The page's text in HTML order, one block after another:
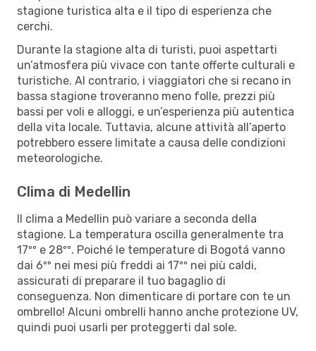
stagione turistica alta e il tipo di esperienza che
cerchi.
Durante la stagione alta di turisti, puoi aspettarti
un’atmosfera più vivace con tante offerte culturali e
turistiche. Al contrario, i viaggiatori che si recano in
bassa stagione troveranno meno folle, prezzi più
bassi per voli e alloggi, e un’esperienza più autentica
della vita locale. Tuttavia, alcune attività all’aperto
potrebbero essere limitate a causa delle condizioni
meteorologiche.
Clima di Medellin
Il clima a Medellin può variare a seconda della
stagione. La temperatura oscilla generalmente tra
17ºº e 28ºº. Poiché le temperature di Bogotá vanno
dai 6ºº nei mesi più freddi ai 17ºº nei più caldi,
assicurati di preparare il tuo bagaglio di
conseguenza. Non dimenticare di portare con te un
ombrello! Alcuni ombrelli hanno anche protezione UV,
quindi puoi usarli per proteggerti dal sole.